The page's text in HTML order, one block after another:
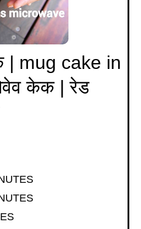
| mug cake in
केक | रेड